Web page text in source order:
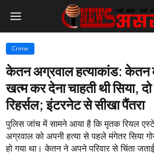
Crime
केतन अग्रवाल हत्याकांड: केतन
खत्म कर देना चाहती थी सिया, दो
रिहर्सल; इंटरनेट से सीखा पैंतरा
पुलिस जांच में सामने आया है कि मृतक रियल
अग्रवाल को अपनी हत्या से पहले मंगेतर सिया
हो गया था। केतन ने अपने परिवार से चिंता